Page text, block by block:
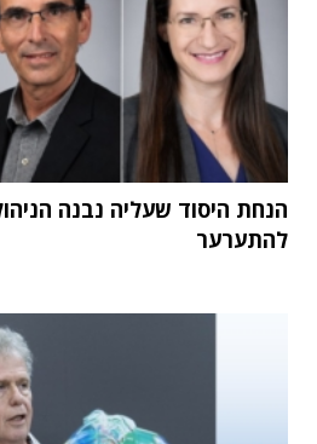
הנחת היסוד שעליה נבנה
להתערער